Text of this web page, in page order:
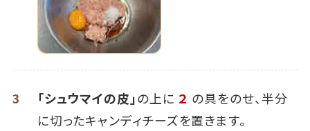
3 「シュウマイの皮」の上に ２ の具をのせ、半分
に切ったキャンディチーズを置きます。